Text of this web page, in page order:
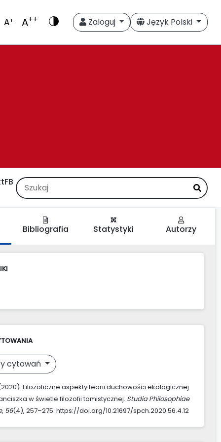
A+ A++ Zaloguj Język Polski
FB
Bibliografia Statystyki Autorzy
cytowań
Filozoficzne aspekty teorii duchowości ekologicznej
w świetle filozofii tomistycznej. Studia Philosophiae
, 56(4), 257–275. https://doi.org/10.21697/spch.2020.56.4.12